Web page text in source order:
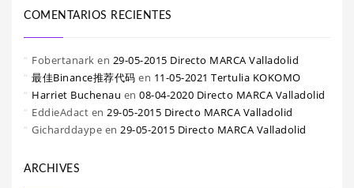
COMENTARIOS RECIENTES
Fobertanark en 29-05-2015 Directo MARCA Valladolid
最佳Binance推荐代码 en 11-05-2021 Tertulia KOKOMO
Harriet Buchenau en 08-04-2020 Directo MARCA Valladolid
EddieAdact en 29-05-2015 Directo MARCA Valladolid
Gicharddaype en 29-05-2015 Directo MARCA Valladolid
ARCHIVES